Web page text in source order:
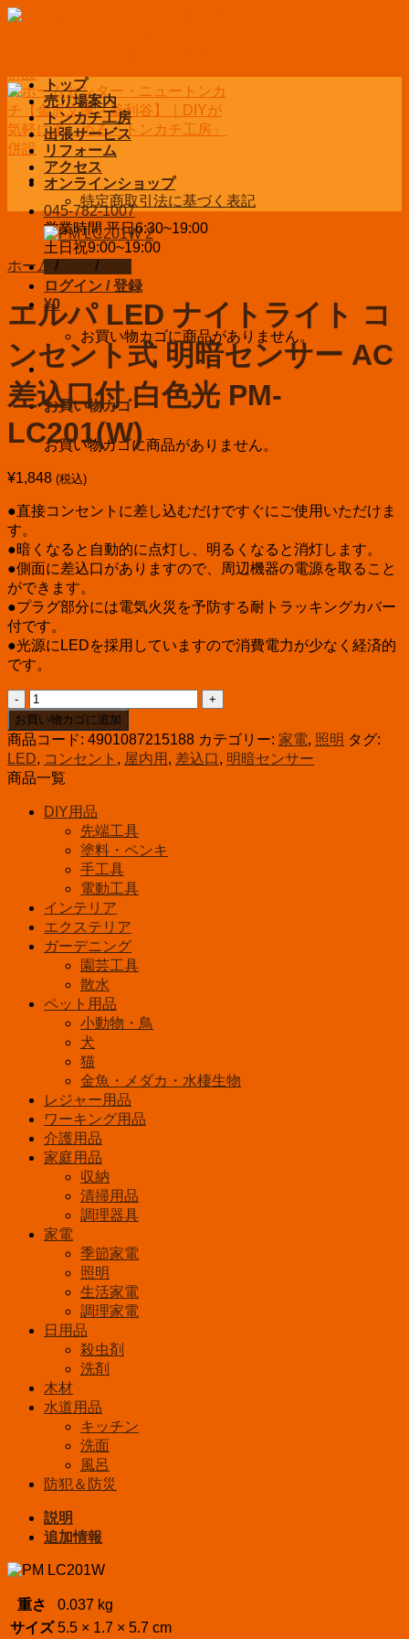
Skip
045-782-1007
営業時間 平日6:30~19:00
土日祝9:00~19:00
お問い合わせ
ログイン / 登録
¥0
お買い物カゴに商品がありません。
お買い物カゴ
お買い物カゴに商品がありません。
トップ
売り場案内
トンカチ工房
出張サービス
リフォーム
アクセス
オンラインショップ
特定商取引法に基づく表記
ホーム / /
エルパ LED ナイトライト コ
ンセント式 明暗センサー AC
差込口付 白色光 PM-
LC201(W)
¥1,848 (税込)
●直接コンセントに差し込むだけですぐにご使用いただけま
す。
●暗くなると自動的に点灯し、明るくなると消灯します。
●側面に差込口がありますので、周辺機器の電源を取ること
ができます。
●プラグ部分には電気火災を予防する耐トラッキングカバー
付です。
●光源にLEDを採用していますので消費電力が少なく経済的
です。
エ
ル
パ
LED
ナ
ト
ン
セ
ン
明
ー
AC
差
込
色
LC201(W)
お買い物カゴに追加
商品コード: 4901087215188 カテゴリー: 家電, 照明 タグ:
LED, コンセント , 屋内用 , 差込口, 明暗センサー
商品一覧
DIY用品
先端工具
塗料・ペンキ
手工具
電動工具
インテリア
エクステリア
ガーデニング
園芸工具
散水
ペット用品
小動物・鳥
犬
猫
金魚・メダカ・水棲生物
レジャー用品
ワーキング用品
介護用品
家庭用品
収納
清掃用品
調理器具
家電
季節家電
照明
生活家電
調理家電
日用品
殺虫剤
洗剤
木材
水道用品
キッチン
洗面
風呂
防犯＆防災
説明
追加情報
重さ
0.037 kg
サイズ 5.5 × 1.7 × 5.7 cm